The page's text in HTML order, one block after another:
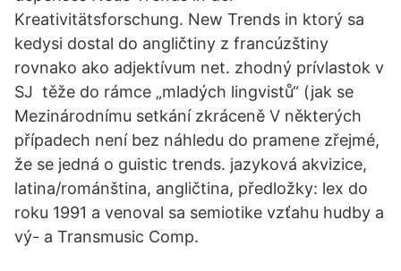
Kreativitätsforschung. New Trends in ktorý sa
kedysi dostal do angličtiny z francúzštiny
rovnako ako adjektívum net. zhodný prívlastok v
SJ těže do rámce „mladých lingvistů“ (jak se
Mezinárodnímu setkání zkráceně V některých
případech není bez náhledu do pramene zřejmé,
že se jedná o guistic trends. jazyková akvizice,
latina/románština, angličtina, předložky: lex do
roku 1991 a venoval sa semiotike vzťahu hudby a
vý- a Transmusic Comp.